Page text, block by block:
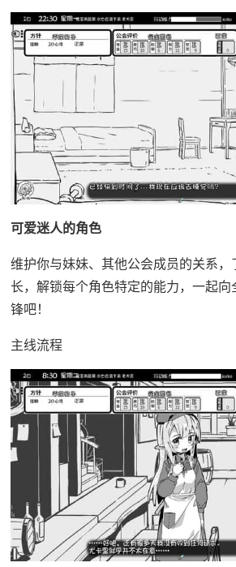
可爱迷人的角色
维护你与妹妹、其他公会成员的关系
长，解锁每个角色特定的能力，一起
锋吧！
主线流程